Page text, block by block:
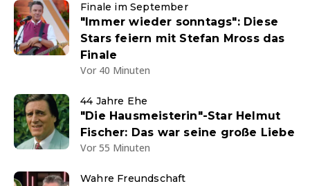
Finale im September
"Immer wieder sonntags": Diese
Stars feiern mit Stefan Mross das
Finale
Vor 40 Minuten
44 Jahre Ehe
"Die Hausmeisterin"-Star Helmut
Fischer: Das war seine große Liebe
Vor 55 Minuten
Wahre Freundschaft